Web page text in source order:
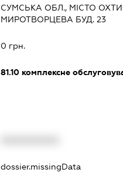
СУМСЬКА ОБЛ., МІСТО
МИРОТВОРЦЕВА БУД. 23
0 грн.
81.10 комплексне
dossier.missingData